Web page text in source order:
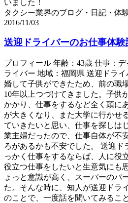
いました！
タクシー業界のブログ・日記・体
2016/11/03
送迎ドライバーのお仕事体験
プロフィール 年齢：43歳 仕事：
ライバー 地域：福岡県 送迎ドラ
婚して子供ができたため、前の職
10年以上つづけてきました。子供
かかり、仕事をするなど全く頭に
が大きくなり、また大学に行かせ
ていきたいと思い、仕事を探しは
業主婦だったので、仕事自体が不
ろがあるかも不安でした。 送迎ド
っかく仕事をするならば、人に役
役立つ仕事をしたいと生意気にも
ょっと意識が高く、スーパーのパ
た。そんな時に、知人が送迎ドラ
のことで、一度話を聞いてみるこ